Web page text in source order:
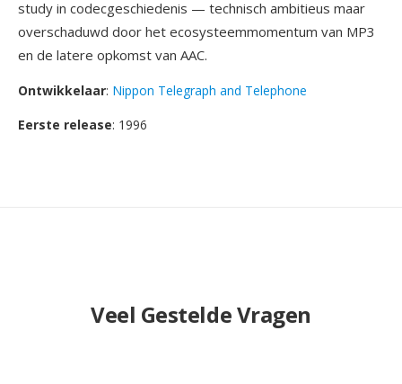
study in codecgeschiedenis — technisch ambitieus maar
overschaduwd door het ecosysteemmomentum van MP3
en de latere opkomst van AAC.
Ontwikkelaar: Nippon Telegraph and Telephone
Eerste release: 1996
Veel Gestelde Vragen